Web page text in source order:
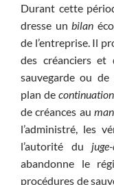
Durant cette
dresse un bilan
de l’entreprise. Il
des créanciers
sauvegarde ou de
plan de continuation
de créances au
l’administré, les
l’autorité du
abandonne le
procédures de